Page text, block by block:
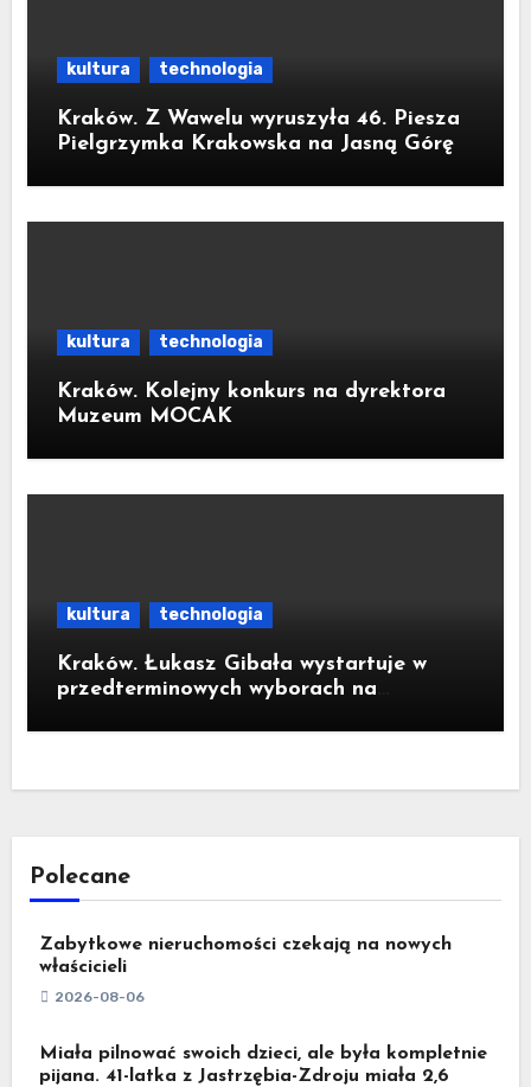
kultura technologia
Kraków. Z Wawelu wyruszyła 46. Piesza
Pielgrzymka Krakowska na Jasną Górę
kultura technologia
Kraków. Kolejny konkurs na dyrektora
Muzeum MOCAK
kultura technologia
Kraków. Łukasz Gibała wystartuje w
przedterminowych wyborach na
Polecane
Zabytkowe nieruchomości czekają na nowych
właścicieli
2026-08-06
Miała pilnować swoich dzieci, ale była kompletnie
pijana. 41-latka z Jastrzębia-Zdroju miała 2,6